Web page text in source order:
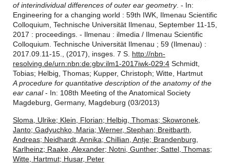
of interindividual differences of outer ear geometry. - In:
Engineering for a changing world : 59th IWK, Ilmenau Scientific
Colloquium, Technische Universität Ilmenau, September 11-15,
2017 : proceedings. - Ilmenau : ilmedia / Ilmenau Scientific
Colloquium. Technische Universität Ilmenau ; 59 (Ilmenau) :
2017.09.11-15., (2017), insges. 7 S. http://nbn-
resolving.de/urn:nbn:de:gbv:ilm1-2017iwk-029:4 Schmidt,
Tobias; Helbig, Thomas; Kupper, Christoph; Witte, Hartmut
A procedure for quantitative description of the anatomy of the
ear canal- In: 108th Meeting of the Anatomical Society
Magdeburg, Germany, Magdeburg (03/2013)
Sloma, Ulrike; Klein, Florian; Helbig, Thomas; Skowronek,
Janto; Gadyuchko, Maria; Werner, Stephan; Breitbarth,
Andreas; Neidhardt, Annika; Chillian, Antje; Brandenburg,
Karlheinz; Raake, Alexander; Notni, Gunther; Sattel, Thomas;
Witte, Hartmut; Husar, Peter